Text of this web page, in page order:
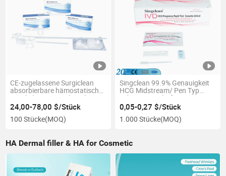
CE-zugelassene Surgiclean
absorbierbare hämostatische
Partikel Hämostatikapulver
zur schnellen Blutstillung
24,00-78,00 $/Stück
100 Stücke(MOQ)
Singclean 99.9% Genauigkeit
HCG Midstream/ Pen Typ
Schwangerschaftstest
Urinbecher
0,05-0,27 $/Stück
1.000 Stücke(MOQ)
HA Dermal filler & HA for Cosmetic